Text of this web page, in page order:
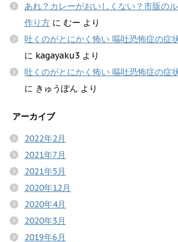
あれ？カレーがおいしくない？市販の
作り方 に むー より
吐くのがとにかく怖い 嘔吐恐怖症の症
に kagayaku3 より
吐くのがとにかく怖い 嘔吐恐怖症の症
に きゅうぽん より
アーカイブ
2022年2月
2021年7月
2021年5月
2020年12月
2020年4月
2020年3月
2019年6月